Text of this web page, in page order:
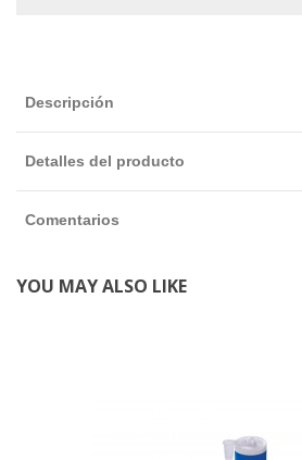
Descripción
Detalles del producto
Comentarios
YOU MAY ALSO LIKE